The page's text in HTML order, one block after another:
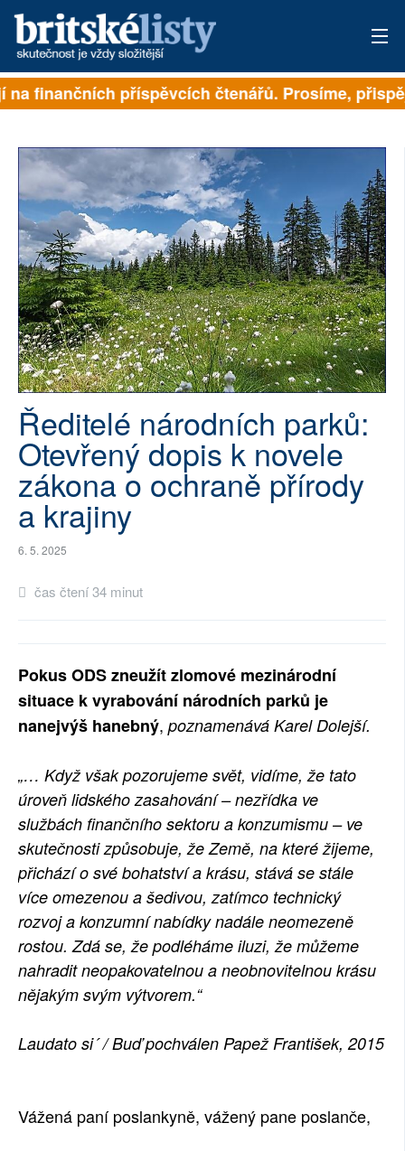
PŘIHLÁSIT
ARCHIV
ROZHOVORY
TÉMATA
NEJČTENĚJŠÍ ZA 7 DNÍ
AUTOŘI
PŘÍSPĚVKY NA PROVOZ
SOCIÁLNÍ SÍTĚ
RUBRIKY
PLNÁ VERZE STRÁNEK
příspěvcích čtenářů. Prosíme,
Ředitelé národních parků:
Otevřený dopis k novele
zákona o ochraně přírody
a krajiny
6. 5. 2025
čas čtení 34 minut
Pokus ODS zneužít zlomové mezinárodní
situace k vyrabování národních parků je
nanejvýš hanebný, poznamenává Karel Dolejší.
„… Když však pozorujeme svět, vidíme, že tato
úroveň lidského zasahování – nezřídka ve
službách finančního sektoru a konzumismu – ve
skutečnosti způsobu­je, že Země, na které žijeme,
přichází o své bohatství a krásu, stává se stále
více omezenou a šedivou, zatímco technický
rozvoj a konzumní nabídky nadále neomezeně
rostou. Zdá se, že podléháme iluzi, že můžeme
nahradit neopakovatelnou a neobnovitelnou krásu
nějakým svým výtvorem.“
Laudato si´ / Buď pochválen Papež František, 2015
Vážená paní poslankyně, vážený pane poslanče,